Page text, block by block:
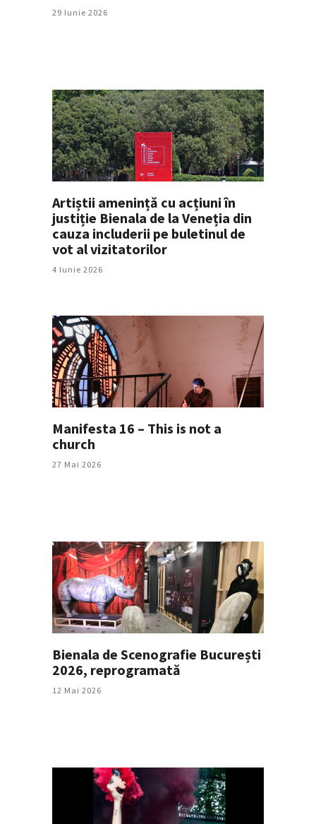
29 Iunie 2026
Artiștii amenință cu acțiuni în
justiție Bienala de la Veneția din
cauza includerii pe buletinul de
vot al vizitatorilor
4 Iunie 2026
Manifesta 16 – This is not a
church
27 Mai 2026
Bienala de Scenografie București
2026, reprogramată
12 Mai 2026